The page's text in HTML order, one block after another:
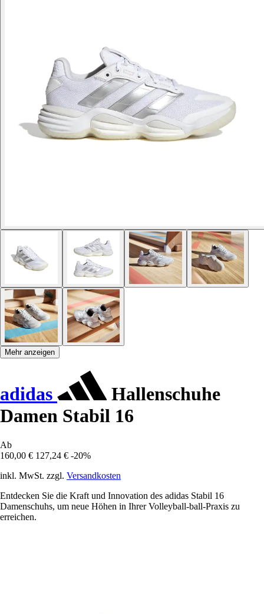
Mehr anzeigen
adidas
Hallenschuhe
Damen Stabil 16
Ab
160,00 € 127,24 € -20%
inkl. MwSt. zzgl. Versandkosten
Entdecken Sie die Kraft und Innovation des adidas Stabil 16
Damenschuhs, um neue Höhen in Ihrer Volleyball-ball-Praxis zu
erreichen.